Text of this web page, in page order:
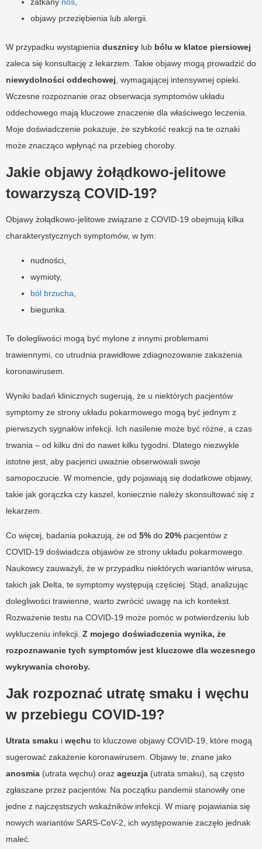
objawy przeziębienia lub alergii.
W przypadku wystąpienia dusznicy lub bólu w klatce piersiowej
zaleca się konsultację z lekarzem. Takie objawy mogą prowadzić do
niewydolności oddechowej , wymagającej intensywnej opieki.
Wczesne rozpoznanie oraz obserwacja symptomów układu
oddechowego mają kluczowe znaczenie dla właściwego leczenia.
Moje doświadczenie pokazuje, że szybkość reakcji na te oznaki
może znacząco wpłynąć na przebieg choroby.
Jakie objawy żołądkowo-jelitowe
towarzyszą COVID-19?
Objawy żołądkowo-jelitowe związane z COVID-19 obejmują kilka
charakterystycznych symptomów, w tym:
nudności,
wymioty,
ból brzucha
biegunka.
Te dolegliwości mogą być mylone z innymi problemami
trawiennymi, co utrudnia prawidłowe zdiagnozowanie zakażenia
koronawirusem.
Wyniki badań klinicznych sugerują, że u niektórych pacjentów
symptomy ze strony układu pokarmowego mogą być jednym z
pierwszych sygnałów infekcji. Ich nasilenie może być różne, a czas
trwania – od kilku dni do nawet kilku tygodni. Dlatego niezwykle
istotne jest, aby pacjenci uważnie obserwowali swoje
samopoczucie. W momencie, gdy pojawiają się dodatkowe objawy,
takie jak gorączka czy kaszel, koniecznie należy skonsultować się z
lekarzem.
Co więcej, badania pokazują, że od 5% do 20% pacjentów z
COVID-19 doświadcza objawów ze strony układu pokarmowego.
Naukowcy zauważyli, że w przypadku niektórych wariantów wirusa,
takich jak Delta, te symptomy występują częściej. Stąd, analizując
dolegliwości trawienne, warto zwrócić uwagę na ich kontekst.
Rozważenie testu na COVID-19 może pomóc w potwierdzeniu lub
wykluczeniu infekcji. Z mojego doświadczenia wynika, że
rozpoznawanie tych symptomów jest kluczowe dla wczesnego
wykrywania choroby.
Jak rozpoznać utratę smaku i węchu
w przebiegu COVID-19?
Utrata smaku i węchu to kluczowe objawy COVID-19, które mogą
sugerować zakażenie koronawirusem. Objawy te, znane jako
anosmia (utrata węchu) oraz ageuzja (utrata smaku), są często
zgłaszane przez pacjentów. Na początku pandemii stanowiły one
jedne z najczęstszych wskaźników infekcji. W miarę pojawiania się
nowych wariantów SARS-CoV-2, ich występowanie zaczęło jednak
maleć.